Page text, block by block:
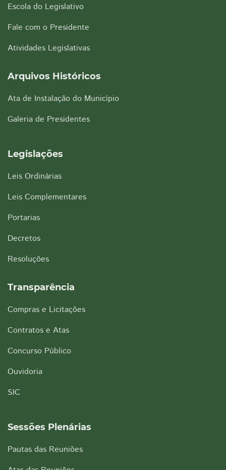
Escola do Legislativo
Fale com o Presidente
Atividades Legislativas
Arquivos Históricos
Ata de Instalação do Município
Galeria de Presidentes
Legislações
Leis Ordinárias
Leis Complementares
Portarias
Decretos
Resoluções
Transparência
Compras e Licitações
Contratos e Atas
Concurso Público
Ouvidoria
SIC
Sessões Plenárias
Pautas das Reuniões